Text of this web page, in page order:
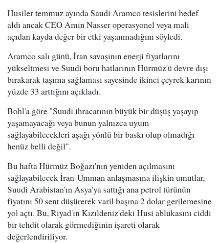
Husiler temmuz ayında Saudi Aramco tesislerini hedef
aldı ancak CEO Amin Nasser operasyonel veya mali
açıdan kayda değer bir etki yaşanmadığını söyledi.
Aramco salı günü, İran savaşının enerji fiyatlarını
yükseltmesi ve Suudi boru hatlarının Hürmüz'ü devre dışı
bırakarak taşıma sağlaması sayesinde ikinci çeyrek karının
yüzde 33 arttığını açıkladı.
Bohl'a göre "Suudi ihracatının büyük bir düşüş yaşayıp
yaşamayacağı veya bunun yalnızca uyum
sağlayabilecekleri aşağı yönlü bir baskı olup olmadığı
henüz belli değil".
Bu hafta Hürmüz Boğazı'nın yeniden açılmasını
sağlayabilecek İran-Umman anlaşmasına ilişkin umutlar,
Suudi Arabistan'ın Asya'ya sattığı ana petrol türünün
fiyatını 50 sent düşürerek varil başına 2 dolar gerilemesine
yol açtı. Bu, Riyad'ın Kızıldeniz'deki Husi ablukasını ciddi
bir tehdit olarak görmediğinin işareti olarak
değerlendiriliyor.